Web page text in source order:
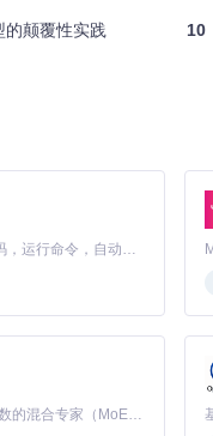
策系统]
为结构化操作指令，支持
识别网页元素，处理弹窗
击、输入、滚动等动作，支
持续优化操作策略
式，升级为AI视觉识别+
仿"模式，通过录制少量
的颠覆性实践 10
Claude Code 的开源替代方案。连接任意大模型，编辑代码，运行命令，自动验证 — 全自动执行。用 Rust 构建，极致性能。 ｜ An open-source alternative to Claude Code. Connect any LLM, edit code, run commands, and verify changes — autonomously. Built in Rust for speed. Get Started
Kimi K3 是Kimi能力最强的模型：这是一个拥有 2.8 万亿参数的混合专家（MoE）模型，具备原生视觉理解能力，并支持 100 万 token 的上下文窗口。